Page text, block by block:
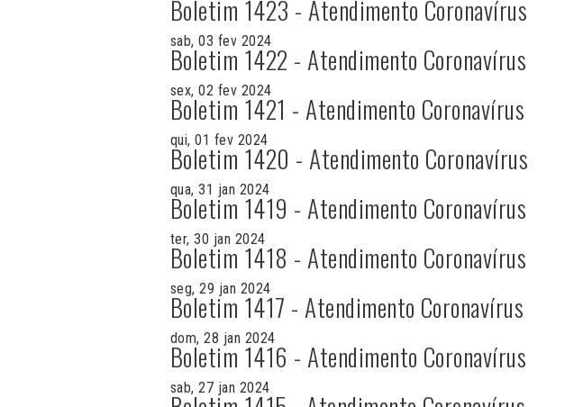
Boletim 1423 - Atendimento Coronavírus
sab, 03 fev 2024
Boletim 1422 - Atendimento Coronavírus
sex, 02 fev 2024
Boletim 1421 - Atendimento Coronavírus
qui, 01 fev 2024
Boletim 1420 - Atendimento Coronavírus
qua, 31 jan 2024
Boletim 1419 - Atendimento Coronavírus
ter, 30 jan 2024
Boletim 1418 - Atendimento Coronavírus
seg, 29 jan 2024
Boletim 1417 - Atendimento Coronavírus
dom, 28 jan 2024
Boletim 1416 - Atendimento Coronavírus
sab, 27 jan 2024